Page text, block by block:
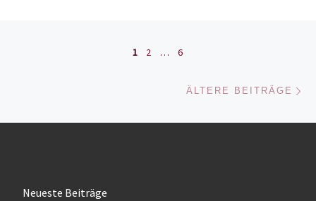
Beitrags-Navigation
1 2 … 6
ÄLTERE BEITRÄGE
Neueste Beiträge